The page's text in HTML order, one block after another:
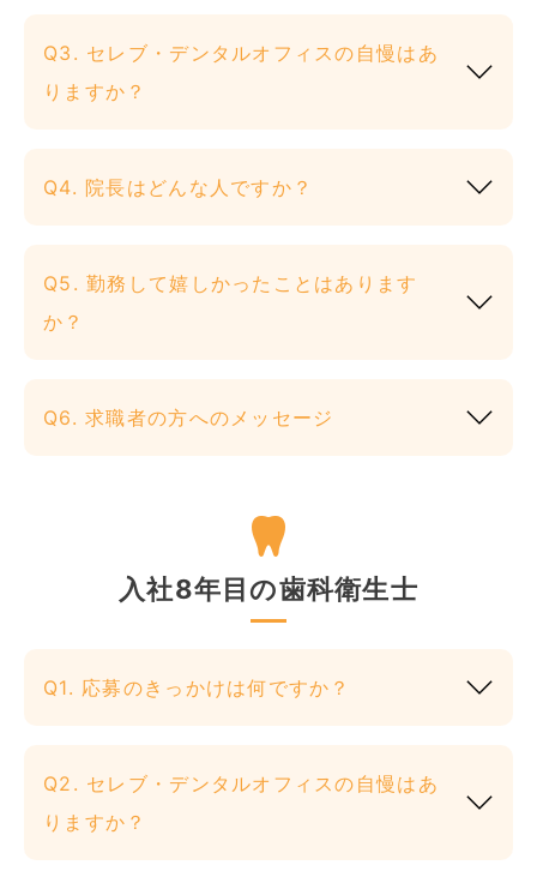
Q3. セレブ・デンタルオフィスの自慢はあ
りますか？
Q4. 院長はどんな人ですか？
Q5. 勤務して嬉しかったことはあります
か？
Q6. 求職者の方へのメッセージ
入社8年目の歯科衛生士
Q1. 応募のきっかけは何ですか？
Q2. セレブ・デンタルオフィスの自慢はあ
りますか？